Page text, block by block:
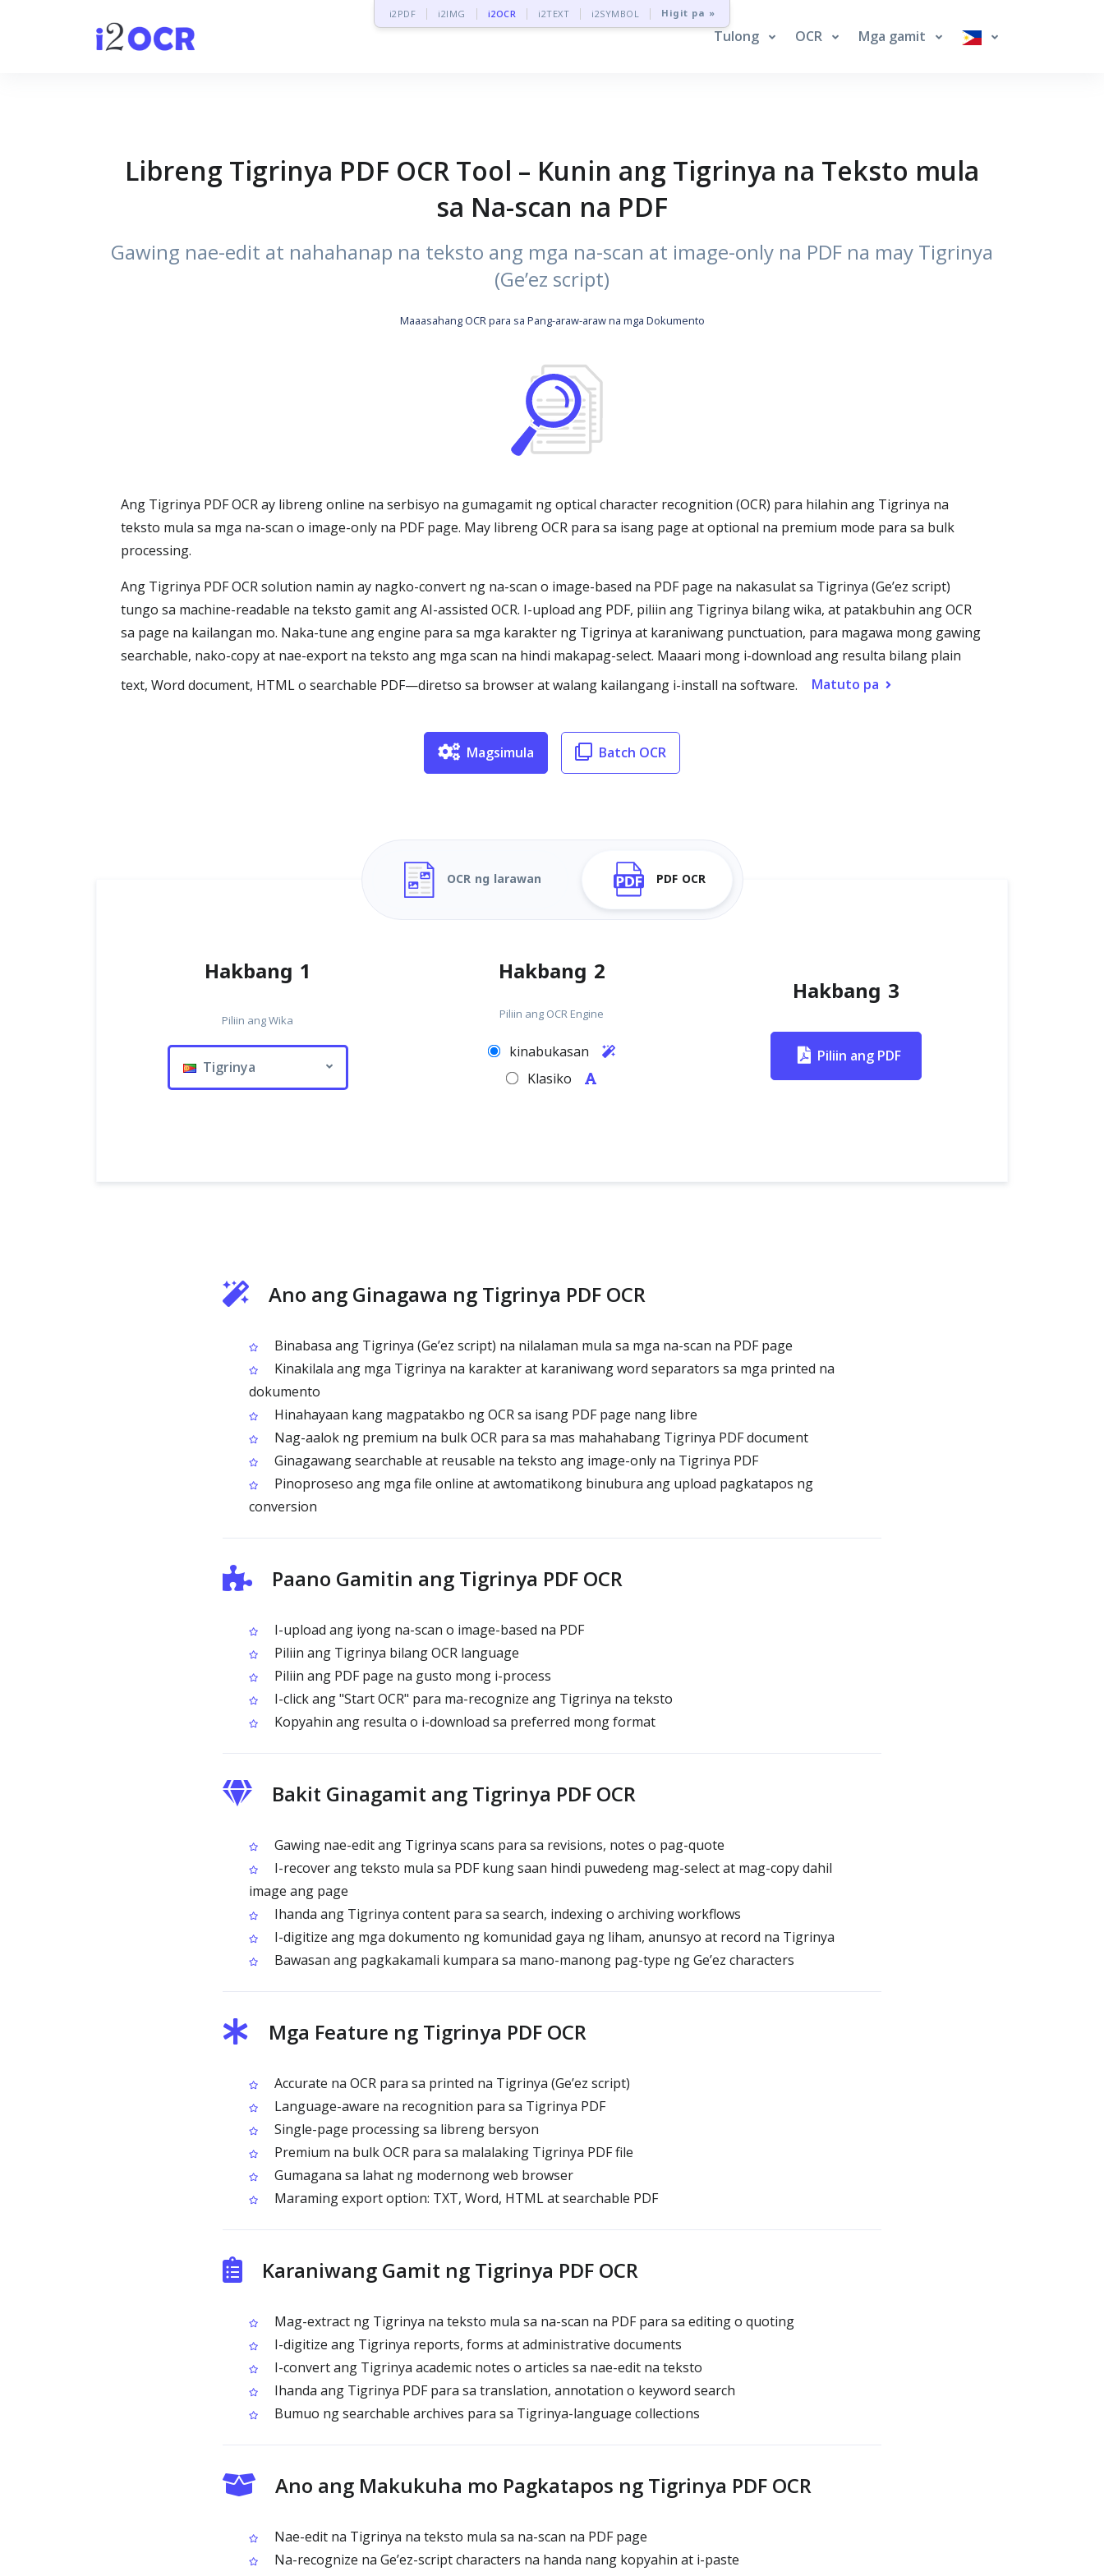
i2PDF i2IMG i2OCR i2TEXT i2SYMBOL Higit pa »
Tulong OCR Mga gamit
Libreng Tigrinya PDF OCR Tool – Kunin ang Tigrinya na Teksto mula
sa Na-scan na PDF
Gawing nae-edit at nahahanap na teksto ang mga na-scan at image-only na PDF na may Tigrinya
(Ge’ez script)
Maaasahang OCR para sa Pang-araw-araw na mga Dokumento
Ang Tigrinya PDF OCR ay libreng online na serbisyo na gumagamit ng optical character recognition (OCR) para hilahin ang Tigrinya na
teksto mula sa mga na-scan o image-only na PDF page. May libreng OCR para sa isang page at optional na premium mode para sa bulk
processing.
Ang Tigrinya PDF OCR solution namin ay nagko-convert ng na-scan o image-based na PDF page na nakasulat sa Tigrinya (Ge’ez script)
tungo sa machine-readable na teksto gamit ang AI-assisted OCR. I-upload ang PDF, piliin ang Tigrinya bilang wika, at patakbuhin ang OCR
sa page na kailangan mo. Naka-tune ang engine para sa mga karakter ng Tigrinya at karaniwang punctuation, para magawa mong gawing
searchable, nako-copy at nae-export na teksto ang mga scan na hindi makapag-select. Maaari mong i-download ang resulta bilang plain
text, Word document, HTML o searchable PDF—diretso sa browser at walang kailangang i-install na software.
Matuto pa
Magsimula Batch OCR
OCR ng larawan PDF OCR
Hakbang 1
Piliin ang Wika
Tigrinya
Hakbang 2
Piliin ang OCR Engine
kinabukasan
Klasiko
Hakbang 3
Piliin ang PDF
Ano ang Ginagawa ng Tigrinya PDF OCR
Binabasa ang Tigrinya (Ge’ez script) na nilalaman mula sa mga na-scan na PDF page
Kinakilala ang mga Tigrinya na karakter at karaniwang word separators sa mga printed na
dokumento
Hinahayaan kang magpatakbo ng OCR sa isang PDF page nang libre
Nag-aalok ng premium na bulk OCR para sa mas mahahabang Tigrinya PDF document
Ginagawang searchable at reusable na teksto ang image-only na Tigrinya PDF
Pinoproseso ang mga file online at awtomatikong binubura ang upload pagkatapos ng
conversion
Paano Gamitin ang Tigrinya PDF OCR
I-upload ang iyong na-scan o image-based na PDF
Piliin ang Tigrinya bilang OCR language
Piliin ang PDF page na gusto mong i-process
I-click ang "Start OCR" para ma-recognize ang Tigrinya na teksto
Kopyahin ang resulta o i-download sa preferred mong format
Bakit Ginagamit ang Tigrinya PDF OCR
Gawing nae-edit ang Tigrinya scans para sa revisions, notes o pag-quote
I-recover ang teksto mula sa PDF kung saan hindi puwedeng mag-select at mag-copy dahil
image ang page
Ihanda ang Tigrinya content para sa search, indexing o archiving workflows
I-digitize ang mga dokumento ng komunidad gaya ng liham, anunsyo at record na Tigrinya
Bawasan ang pagkakamali kumpara sa mano-manong pag-type ng Ge’ez characters
Mga Feature ng Tigrinya PDF OCR
Accurate na OCR para sa printed na Tigrinya (Ge’ez script)
Language-aware na recognition para sa Tigrinya PDF
Single-page processing sa libreng bersyon
Premium na bulk OCR para sa malalaking Tigrinya PDF file
Gumagana sa lahat ng modernong web browser
Maraming export option: TXT, Word, HTML at searchable PDF
Karaniwang Gamit ng Tigrinya PDF OCR
Mag-extract ng Tigrinya na teksto mula sa na-scan na PDF para sa editing o quoting
I-digitize ang Tigrinya reports, forms at administrative documents
I-convert ang Tigrinya academic notes o articles sa nae-edit na teksto
Ihanda ang Tigrinya PDF para sa translation, annotation o keyword search
Bumuo ng searchable archives para sa Tigrinya-language collections
Ano ang Makukuha mo Pagkatapos ng Tigrinya PDF OCR
Nae-edit na Tigrinya na teksto mula sa na-scan na PDF page
Na-recognize na Ge’ez-script characters na handa nang kopyahin at i-paste